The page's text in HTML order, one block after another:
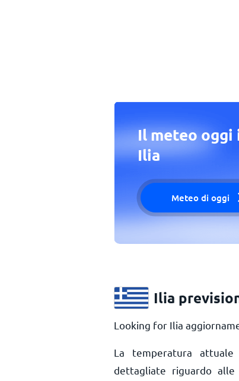
Il meteo oggi
Ilia
Meteo di oggi
Ilia
Looking for Ilia
La temperatura
dettagliate riguardo